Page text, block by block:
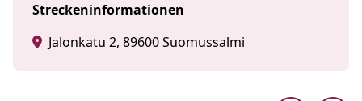
Streckeninformationen
Jalonkatu 2, 89600 Suomussalmi